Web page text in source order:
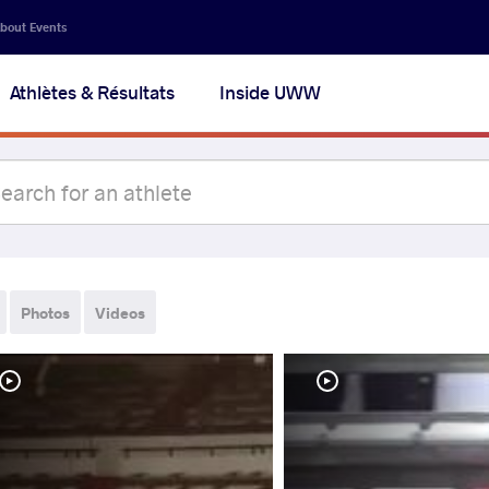
Events
Athlètes & Résultats Inside UWW
Photos Videos